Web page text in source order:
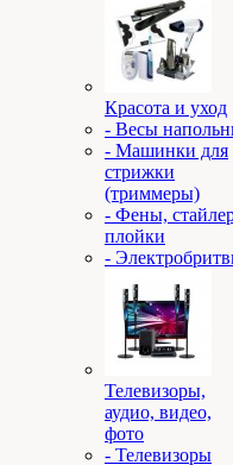
Красота и уход
- Весы
- Машинки для
стрижки
(триммеры)
- Фены,
плойки
-
Телевизоры,
аудио, видео,
фото
- Телевизоры